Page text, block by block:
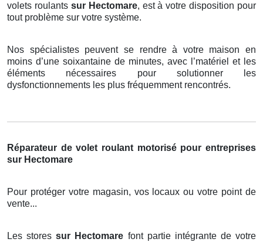
volets roulants sur Hectomare, est à votre disposition pour
tout problème sur votre système.
Nos spécialistes peuvent se rendre à votre maison en
moins d’une soixantaine de minutes, avec l’matériel et les
éléments nécessaires pour solutionner les
dysfonctionnements les plus fréquemment rencontrés.
Réparateur de volet roulant motorisé pour entreprises
sur Hectomare
Pour protéger votre magasin, vos locaux ou votre point de
vente...
Les storessur Hectomare font partie intégrante de votre